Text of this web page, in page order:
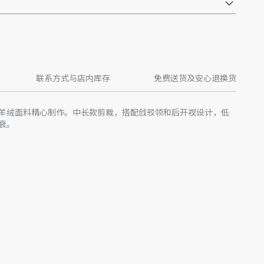
联系方式与店内库存 免费送货及安心退换货
绒面料精心制作。中长款剪裁，搭配戗驳领和后开衩设计，低